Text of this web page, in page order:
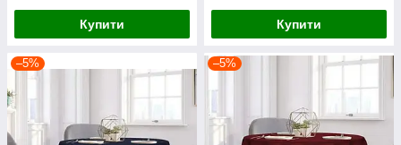
Купити Купити
–5% –5%